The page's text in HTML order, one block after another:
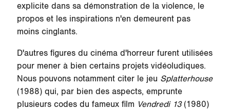
explicite dans sa démonstration de la violence, le
propos et les inspirations n'en demeurent pas
moins cinglants.
D'autres figures du cinéma d'horreur furent utilisées
pour mener à bien certains projets vidéoludiques.
Nous pouvons notamment citer le jeu Splatterhouse
(1988) qui, par bien des aspects, emprunte
plusieurs codes du fameux film Vendredi 13(1980)